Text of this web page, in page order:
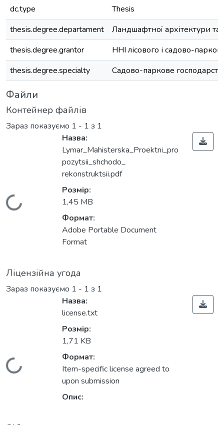
dc.type
Thesis
thesis.degree.departament
Ландшафтної архітектури та
thesis.degree.grantor
ННІ лісового і садово-
thesis.degree.specialty
Садово-паркове
Файли
Контейнер файлів
Зараз показуємо 1 - 1 з 1
Вантажиться...
Назва:
Lymar_Mahisterska_Proektni_pro
pozytsii_shchodo_
rekonstruktsii.pdf
Розмір:
1,45 MB
Формат:
Adobe Portable Document
Format
Ліцензійна угода
Зараз показуємо 1 - 1 з 1
Вантажиться...
Назва:
license.txt
Розмір:
1,71 KB
Формат:
Item-specific license agreed to
upon submission
Опис: